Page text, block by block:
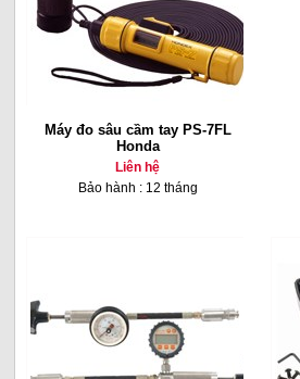
Máy đo sâu cầm tay PS-7FL
Honda
Liên hệ
Bảo hành : 12 tháng